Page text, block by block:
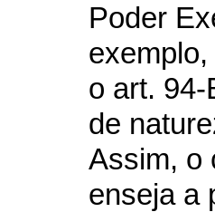
Poder
o art. 94-
de
Assim, o
enseja a